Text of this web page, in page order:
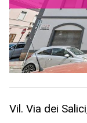
Vil. Via dei